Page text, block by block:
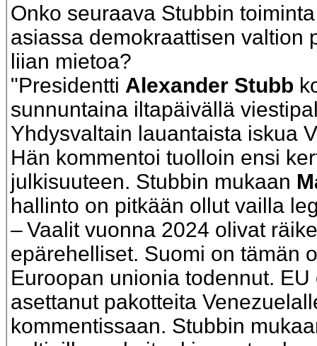
Onko seuraava Stubbin
asiassa demokraattisen valtion
liian mietoa?
"Presidentti Alexander Stubb
sunnuntaina iltapäivällä
Yhdysvaltain lauantaista iskua
Hän kommentoi tuolloin ensi
julkisuuteen. Stubbin mukaan
hallinto on pitkään ollut vailla
– Vaalit vuonna 2024 olivat
epärehelliset. Suomi on tämän
Euroopan unionia todennut. EU
asettanut pakotteita
kommentissaan. Stubbin